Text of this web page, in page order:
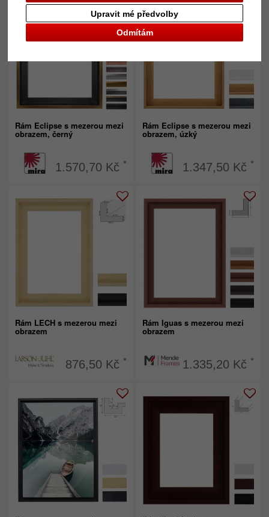
Odmítám
Upravit mé předvolby
Rám Eclipse s mezerou mezi
obrazem, černý
1.570,70 Kč *
Rám Eclipse s mezerou mezi
obrazem, úzký
1.347,50 Kč *
Rám LECH s mezerou mezi
obrazem
876,50 Kč *
Rám Iguas s mezerou mezi
obrazem
1.335,20 Kč *